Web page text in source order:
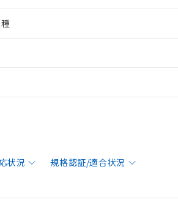
状況 規格認証/適合状況